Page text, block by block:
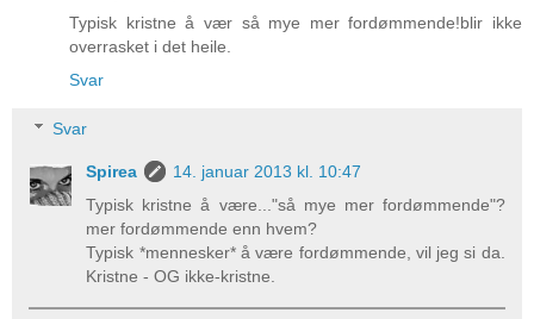
Typisk kristne å vær så mye mer fordømmende!blir ikke
overrasket i det heile.
Svar
Svar
Spirea
14. januar 2013 kl. 10:47
Typisk kristne å være..."så mye mer fordømmende"?
mer fordømmende enn hvem?
Typisk *mennesker* å være fordømmende, vil jeg si da.
Kristne - OG ikke-kristne.